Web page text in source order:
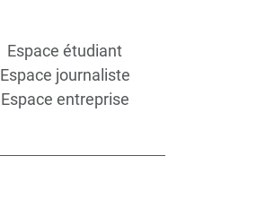
Espace étudiant
Espace journaliste
Espace entreprise